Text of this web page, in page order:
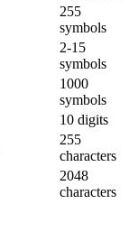
255
symbols
2-15
symbols
1000
symbols
10 digits
255
characters
2048
characters